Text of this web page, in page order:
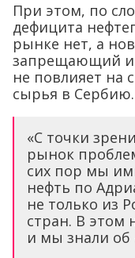
При этом, по
дефицита
рынке нет, а
запрещающий
не повлияет на
сырья в Сербию.
«С точки
рынок
сих пор мы
нефть по
не только из
стран. В этом
и мы знали об